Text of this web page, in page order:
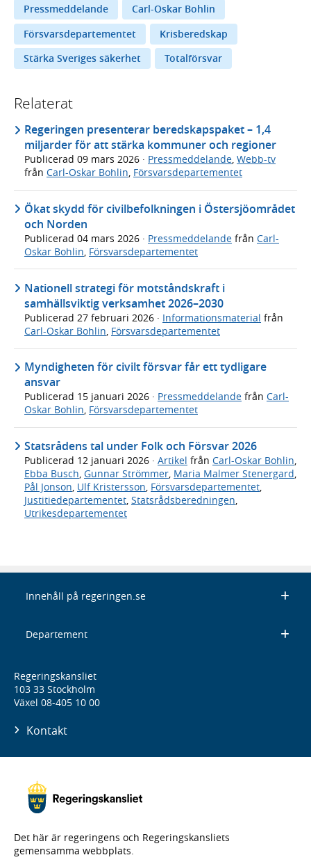
Pressmeddelande
Carl-Oskar Bohlin
Försvarsdepartementet
Krisberedskap
Stärka Sveriges säkerhet
Totalförsvar
Relaterat
Regeringen presenterar beredskapspaket – 1,4
miljarder för att stärka kommuner och regioner
Publicerad 09 mars 2026 · Pressmeddelande, Webb-tv
från Carl-Oskar Bohlin, Försvarsdepartementet
Ökat skydd för civilbefolkningen i Östersjöområdet
och Norden
Publicerad 04 mars 2026 · Pressmeddelande från Carl-
Oskar Bohlin, Försvarsdepartementet
Nationell strategi för motståndskraft i
samhällsviktig verksamhet 2026–2030
Publicerad 27 februari 2026 · Informationsmaterial från
Carl-Oskar Bohlin Försvarsdepartementet
Myndigheten för civilt försvar får ett tydligare
ansvar
Publicerad 15 januari 2026 · Pressmeddelande från Carl-
Oskar Bohlin, Försvarsdepartementet
Statsrådens tal under Folk och Försvar 2026
Publicerad 12 januari 2026 · Artikel från Carl-Oskar Bohlin,
Ebba Busch, Gunnar Strömmer, Maria Malmer Stenergard,
Pål Jonson, Ulf Kristersson, Försvarsdepartementet,
Justitiedepartementet, Statsrådsberedningen,
Utrikesdepartementet
Innehåll på regeringen.se
Departement
Regeringskansliet
103 33 Stockholm
Växel 08-405 10 00
Kontakt
Det här är regeringens och Regeringskansliets
gemensamma webbplats.